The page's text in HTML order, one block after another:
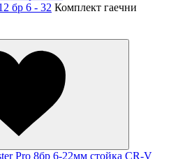
бр 6 - 32 Комплект гаечни